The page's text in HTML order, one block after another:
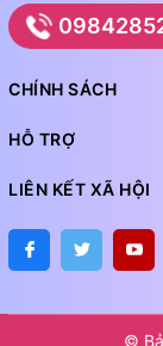
CHÍNH SÁCH
HỖ TRỢ
LIÊN KẾT XÃ HỘI
©